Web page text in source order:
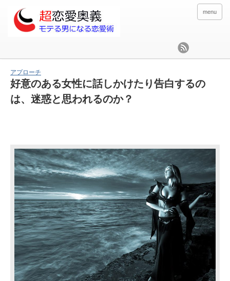
menu
アプローチ
好意のある女性に話しかけたり告白するの
は、迷惑と思われるのか？